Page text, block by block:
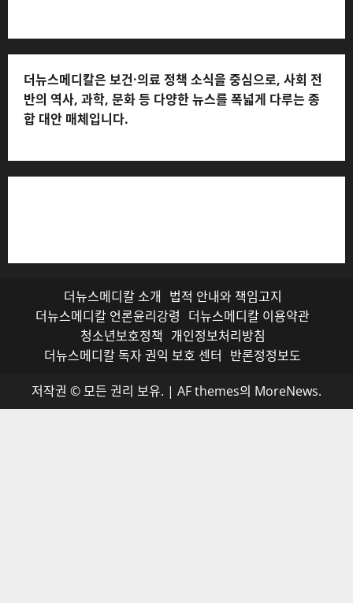
더뉴스메디칼은 보건·의료 정책 소식을 중심으로, 사회 전
반의 역사, 과학, 문화 등 다양한 뉴스를 폭넓게 다루는 종
합 대안 매체입니다.
더뉴스메디칼 소개 법적 안내와 책임고지
더뉴스메디칼 언론윤리강령 더뉴스메디칼 이용약관
청소년보호정책 개인정보처리방침
더뉴스메디칼 독자 권익 보호 센터 반론정정보도
저작권 © 모든 권리 보유. | AF themes의 MoreNews.